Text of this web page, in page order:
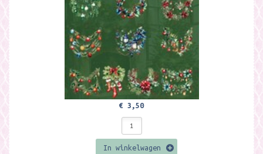
€ 3,50
In winkelwagen